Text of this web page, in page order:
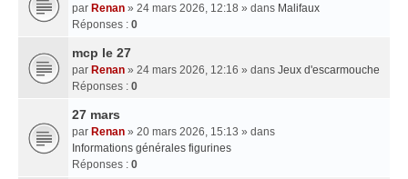
par Renan » 24 mars 2026, 12:18 » dans Malifaux
Réponses : 0
mcp le 27
par Renan » 24 mars 2026, 12:16 » dans Jeux d'escarmouche
Réponses : 0
27 mars
par Renan » 20 mars 2026, 15:13 » dans
Informations générales figurines
Réponses : 0